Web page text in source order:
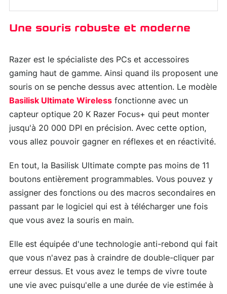
Une souris robuste et moderne
Razer est le spécialiste des PCs et accessoires
gaming haut de gamme. Ainsi quand ils proposent une
souris on se penche dessus avec attention. Le modèle
Basilisk Ultimate Wireless fonctionne avec un
capteur optique 20 K Razer Focus+ qui peut monter
jusqu'à 20 000 DPI en précision. Avec cette option,
vous allez pouvoir gagner en réflexes et en réactivité.
En tout, la Basilisk Ultimate compte pas moins de 11
boutons entièrement programmables. Vous pouvez y
assigner des fonctions ou des macros secondaires en
passant par le logiciel qui est à télécharger une fois
que vous avez la souris en main.
Elle est équipée d'une technologie anti-rebond qui fait
que vous n'avez pas à craindre de double-cliquer par
erreur dessus. Et vous avez le temps de vivre toute
une vie avec puisqu'elle a une durée de vie estimée à